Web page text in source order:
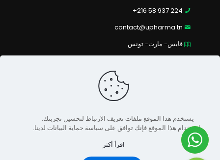
224 937 58 216+
contact@upharma.tn
قابس- مارث- تونس
يستخدم هذا الموقع ملفات تعريف الارتباط لتحسين تجربتك.
باستخدام هذا الموقع فإنك توافق على سياسة حماية البيانات لدينا.
اقرأ أكثر